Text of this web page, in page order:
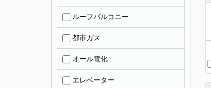
ルーフバルコニー
都市ガス
オール電化
エレベーター